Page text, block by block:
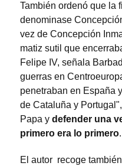
También ordenó que la
denominase
vez de Concepción
matiz sutil que
Felipe IV, señala
guerras en
penetraban en España
de Cataluña y
Papa y defender una
primero era lo primero.
El autor recoge